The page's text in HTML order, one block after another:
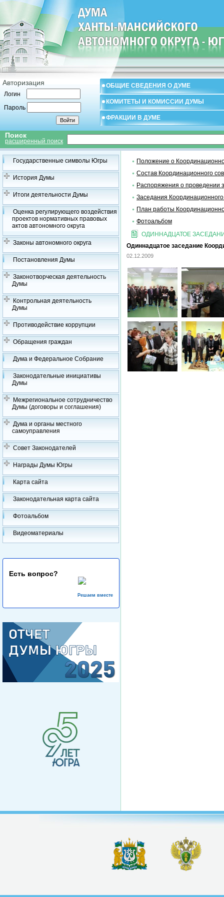
Авторизация
Логин
Пароль
ОБЩИЕ СВЕДЕНИЯ О ДУМЕ
КОМИТЕТЫ И КОМИССИИ ДУМЫ
ФРАКЦИИ В ДУМЕ
Поиск
расширенный поиск
Государственные символы Югры
История Думы
Итоги деятельности Думы
Оценка регулирующего воздействия
проектов нормативных правовых
актов автономного округа
Законы автономного округа
Постановления Думы
Законотворческая деятельность
Думы
Контрольная деятельность
Думы
Противодействие коррупции
Обращения граждан
Дума и Федеральное Собрание
Законодательные инициативы
Думы
Межрегиональное сотрудничество
Думы (договоры и соглашения)
Дума и органы местного
самоуправления
Совет Законодателей
Награды Думы Югры
Карта сайта
Законодательная карта сайта
Фотоальбом
Видеоматериалы
Есть вопрос?
Решаем вместе
Положение о
Состав Координационного
Распоряжения о проведении
Заседания
План работы
Фотоальбом
ОДИННАДЦАТОЕ
Одиннадцатое заседание
02.12.2009